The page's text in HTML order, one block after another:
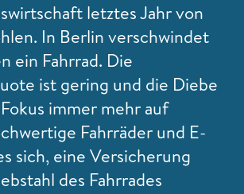
letztes Jahr von
In Berlin verschwindet
ein Fahrrad. Die
ist gering und die Diebe
immer mehr auf
Fahrräder und E-
sich, eine Versicherung
des Fahrrades